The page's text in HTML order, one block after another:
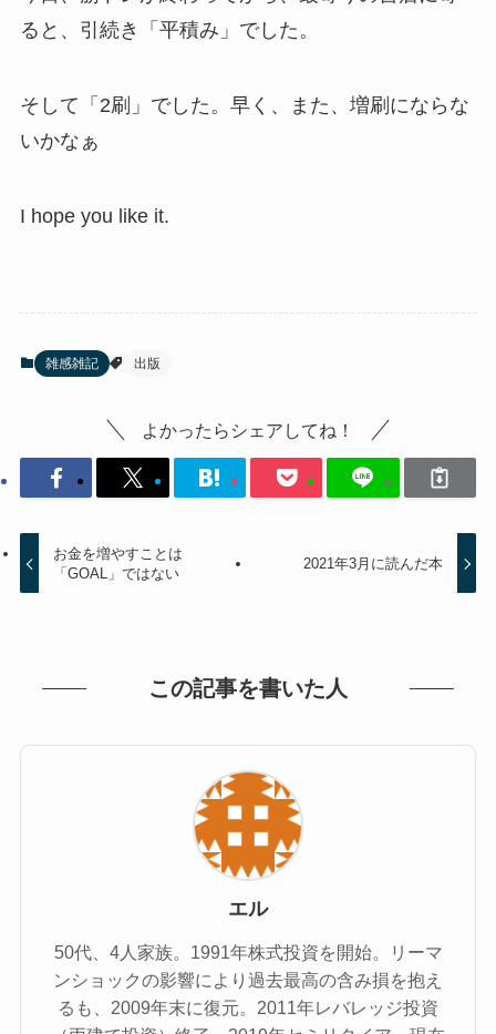
ると、引続き「平積み」でした。
そして「2刷」でした。早く、また、増刷にならな
いかなぁ
I hope you like it.
雑感雑記 出版
よかったらシェアしてね！
お金を増やすことは
「GOAL」ではない
2021年3月に読んだ本
この記事を書いた人
エル
50代、4人家族。1991年株式投資を開始。リーマ
ンショックの影響により過去最高の含み損を抱え
るも、2009年末に復元。2011年レバレッジ投資